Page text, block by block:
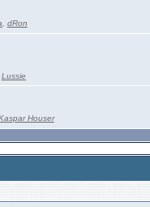
dRon
Lussie
Houser